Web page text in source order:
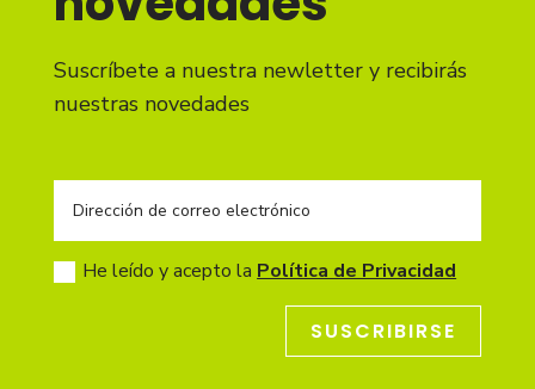
Suscríbete a nuestra newletter y recibirás
nuestras novedades
He leído y acepto la Política de Privacidad
SUSCRIBIRSE